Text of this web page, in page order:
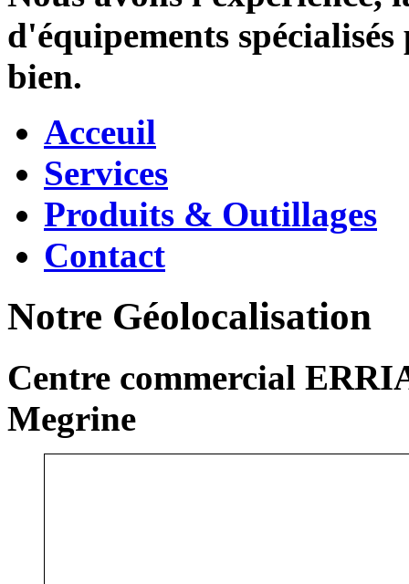
d'équipements
bien.
Acceuil
Services
Produits & Outillages
Contact
Notre Géolocalisation
Centre commercial
Megrine